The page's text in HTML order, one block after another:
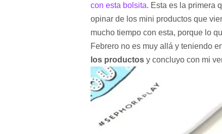
con esta bolsita. Esta es la primera
opinar de los mini productos que
mucho tiempo con esta, porque lo
Febrero no es muy allá y teniendo
los productosy concluyo con mi